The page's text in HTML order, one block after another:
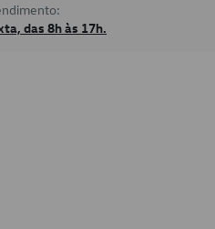
das 8h às 17h.